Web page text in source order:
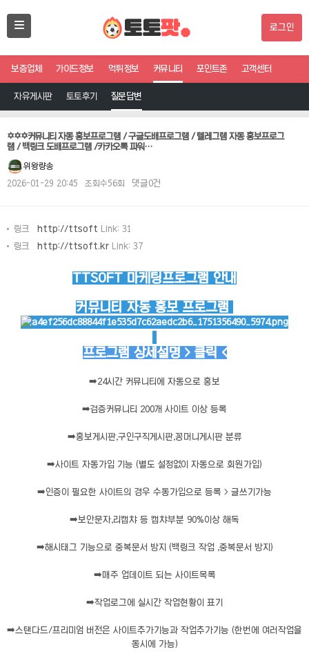
로그인
보증업체 가이드정보 먹튀정보 커뮤니티 포인트존 고객센터
자유게시판 토토후기 질문답변
✡️✡️✡️커뮤니티 자동 홍보프로그램 / 구글도배프로그램 / 텔레그램 자동 홍보프로그
램 / 백링크 도배프로그램 /카카오톡 파워…
위왕량송
2026-01-29 20:45 조회수56회 댓글0건
링크 http://ttsoft Link: 31
링크 http://ttsoft.kr Link: 37
TTSOFT 마케팅프로그램 안내
커뮤니티 자동 홍보 프로그램
프로그램 상세설명 > 클릭 <
➡️24시간 커뮤니티에 자동으로 홍보
➡️검증커뮤니티 200개 사이트 이상 등록
➡️홍보게시판,구인구직게시판,꽁머니게시판 분류
➡️사이트 자동가입 기능 (별도 설정없이 자동으로 회원가입)
➡️인증이 필요한 사이트의 경우 수동가입으로 등록 > 글쓰기가능
➡️보안문자,리캡챠 등 캡챠부분 90%이상 해독
➡️해시태그 기능으로 중복문서 방지 (백링크 작업 ,중복문서 방지)
➡️ 매주 업데이트 되는 사이트목록
➡️작업로그에 실시간 작업현황이 표기
➡️스탠다드/프리미엄 버전은 사이트추가기능과 작업추가기능 (한번에 여러작업을
동시에 가능)